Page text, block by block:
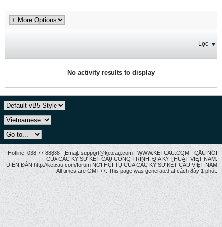
Lọc
No activity results to display
Hotline: 038.77 88888 - Email: support@ketcau.com | WWW.KETCAU.COM - CẦU NỐI
CỦA CÁC KỸ SƯ KẾT CẤU CÔNG TRÌNH, ĐỊA KỸ THUẬT VIỆT NAM.
DIỄN ĐÀN http://ketcau.com/forum NƠI HỘI TỤ CỦA CÁC KỸ SƯ KẾT CÂU VIỆT NAM
All times are GMT+7. This page was generated at cách đây 1 phút.